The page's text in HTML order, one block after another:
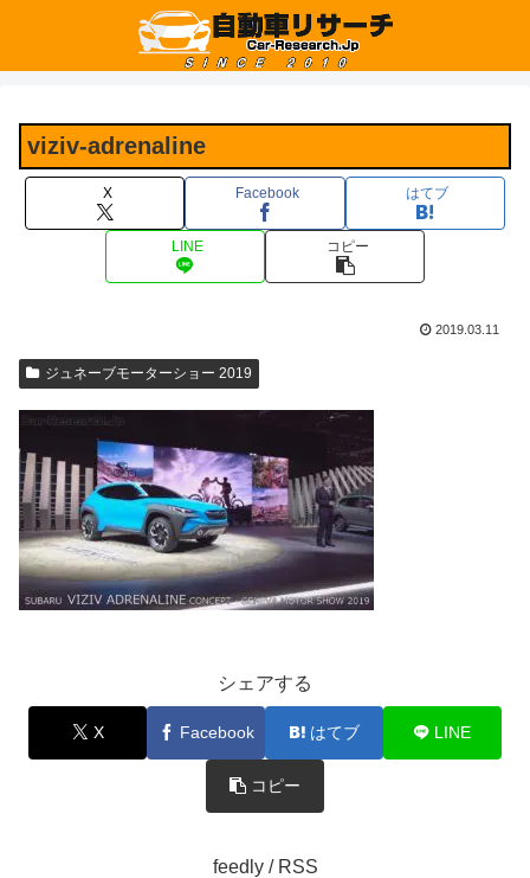
viziv-adrenaline
X Facebook はてブ
LINE コピー
2019.03.11
ジュネーブモーターショー 2019
シェアする
X Facebook はてブ LINE
コピー
feedly / RSS